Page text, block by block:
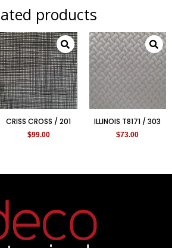
products
CRISS CROSS / 201
$99.00
ILLINOIS T8171 / 303
$73.00